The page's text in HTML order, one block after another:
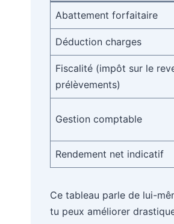
Abattement forfaitaire
Déduction charges
Fiscalité (impôt sur le
prélèvements)
Gestion comptable
Rendement net indicatif
Ce tableau parle de lui-
tu peux améliorer